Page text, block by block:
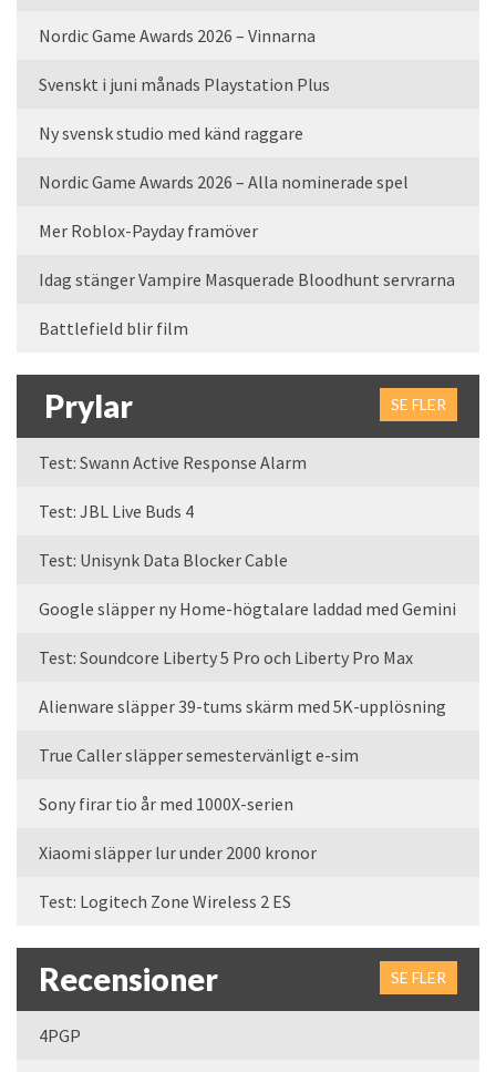
Nordic Game Awards 2026 – Vinnarna
Svenskt i juni månads Playstation Plus
Ny svensk studio med känd raggare
Nordic Game Awards 2026 – Alla nominerade spel
Mer Roblox-Payday framöver
Idag stänger Vampire Masquerade Bloodhunt servrarna
Battlefield blir film
Prylar SE FLER
Test: Swann Active Response Alarm
Test: JBL Live Buds 4
Test: Unisynk Data Blocker Cable
Google släpper ny Home-högtalare laddad med Gemini
Test: Soundcore Liberty 5 Pro och Liberty Pro Max
Alienware släpper 39-tums skärm med 5K-upplösning
True Caller släpper semestervänligt e-sim
Sony firar tio år med 1000X-serien
Xiaomi släpper lur under 2000 kronor
Test: Logitech Zone Wireless 2 ES
Recensioner SE FLER
4PGP